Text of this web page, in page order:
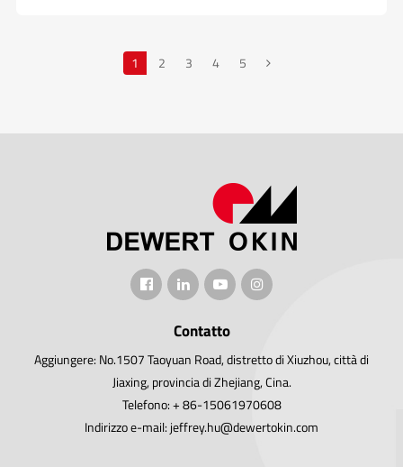
1 2 3 4 5
Contatto
Aggiungere: No.1507 Taoyuan Road, distretto di Xiuzhou, città di
Jiaxing, provincia di Zhejiang, Cina.
Telefono: + 86-15061970608
Indirizzo e-mail: jeffrey.hu@dewertokin.com